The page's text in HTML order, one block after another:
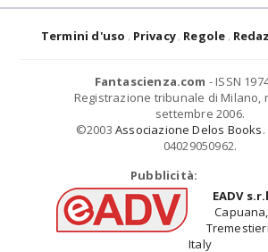
Termini d'uso Privacy Regole
Fantascienza.com - ISSN
Registrazione tribunale di Milano,
settembre 2006.
©2003 Associazione Delos Books
04029050962.
Pubblicità:
EADV
Italy